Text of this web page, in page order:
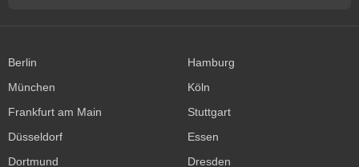
Berlin
Hamburg
München
Köln
Frankfurt am Main
Stuttgart
Düsseldorf
Essen
Dortmund
Dresden